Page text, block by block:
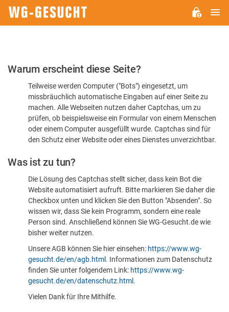
Bitte
dass
sind
Warum erscheint diese Seite?
Teilweise werden Computer ("Bots") eingesetzt, um
missbräuchlich automatische Eingaben auf einer Seite zu
machen. Alle Webseiten nutzen daher Captchas, um zu
prüfen, ob beispielsweise ein Formular von einem Menschen
oder einem Computer ausgefüllt wurde. Captchas sind für
den Schutz einer Website oder eines Dienstes unverzichtbar.
Was ist zu tun?
Die Lösung des Captchas stellt sicher, dass kein Bot die
Website automatisiert aufruft. Bitte markieren Sie daher die
Checkbox unten und klicken Sie den Button "Absenden". So
wissen wir, dass Sie kein Programm, sondern eine reale
Person sind. Anschließend können Sie WG-Gesucht.de wie
bisher weiter nutzen.
Unsere AGB können Sie hier einsehen: https://www.wg-
gesucht.de/en/agb.html . Informationen zum Datenschutz
finden Sie unter folgendem Link: https://www.wg-
gesucht.de/en/datenschutz.html .
Vielen Dank für Ihre Mithilfe.